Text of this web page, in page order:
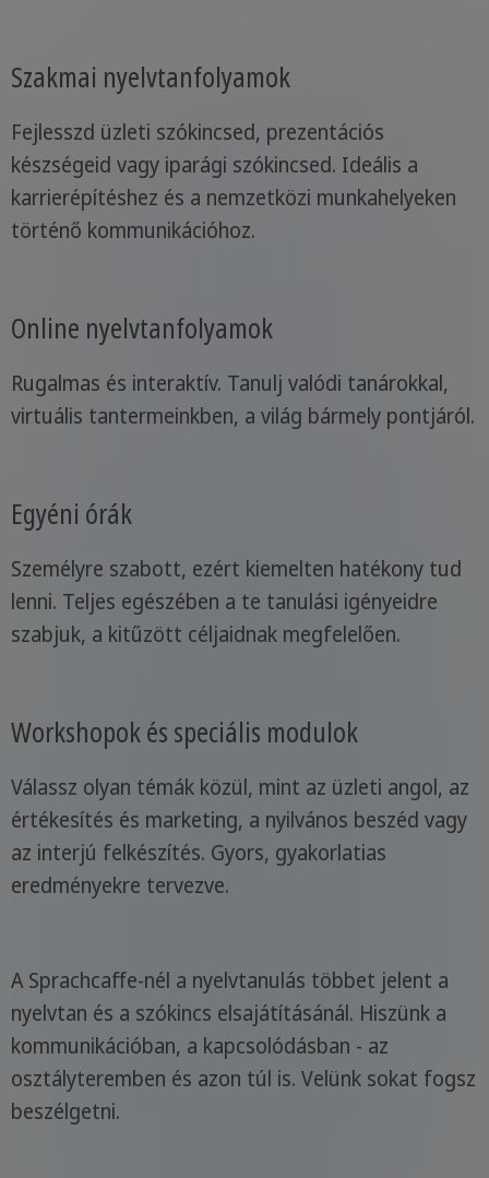
Szakmai nyelvtanfolyamok
Fejlesszd üzleti szókincsed, prezentációs
készségeid vagy iparági szókincsed. Ideális a
karrierépítéshez és a nemzetközi munkahelyeken
történő kommunikációhoz.
Online nyelvtanfolyamok
Rugalmas és interaktív. Tanulj valódi tanárokkal,
virtuális tantermeinkben, a világ bármely pontjáról.
Egyéni órák
Személyre szabott, ezért kiemelten hatékony tud
lenni. Teljes egészében a te tanulási igényeidre
szabjuk, a kitűzött céljaidnak megfelelően.
Workshopok és speciális modulok
Válassz olyan témák közül, mint az üzleti angol, az
értékesítés és marketing, a nyilvános beszéd vagy
az interjú felkészítés. Gyors, gyakorlatias
eredményekre tervezve.
A Sprachcaffe-nél a nyelvtanulás többet jelent a
nyelvtan és a szókincs elsajátításánál. Hiszünk a
kommunikációban, a kapcsolódásban - az
osztályteremben és azon túl is. Velünk sokat fogsz
beszélgetni.